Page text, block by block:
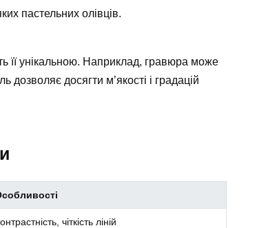
пастельних олівців.
її унікальною. Наприклад, гравюра може
дозволяє досягти м’якості і градацій
чіткість ліній